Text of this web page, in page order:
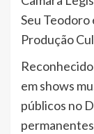
Seu Teodoro
Produção
em shows
públicos no